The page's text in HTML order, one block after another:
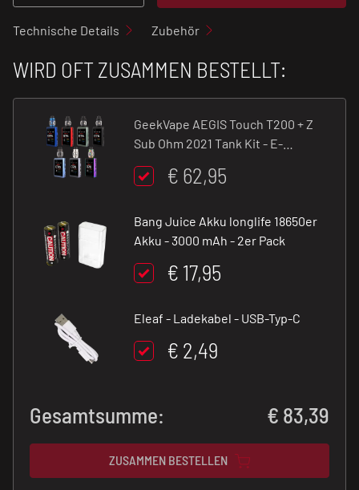
Technische Details Zubehör
WIRD OFT ZUSAMMEN BESTELLT:
GeekVape AEGIS Touch T200 + Z
Sub Ohm 2021 Tank Kit - E-
Zigarette - 200 W - 5 ml
€ 62,95
Bang Juice Akku longlife 18650er
Akku - 3000 mAh - 2er Pack
€ 17,95
Eleaf - Ladekabel - USB-Typ-C
€ 2,49
Gesamtsumme: € 83,39
ZUSAMMEN BESTELLEN